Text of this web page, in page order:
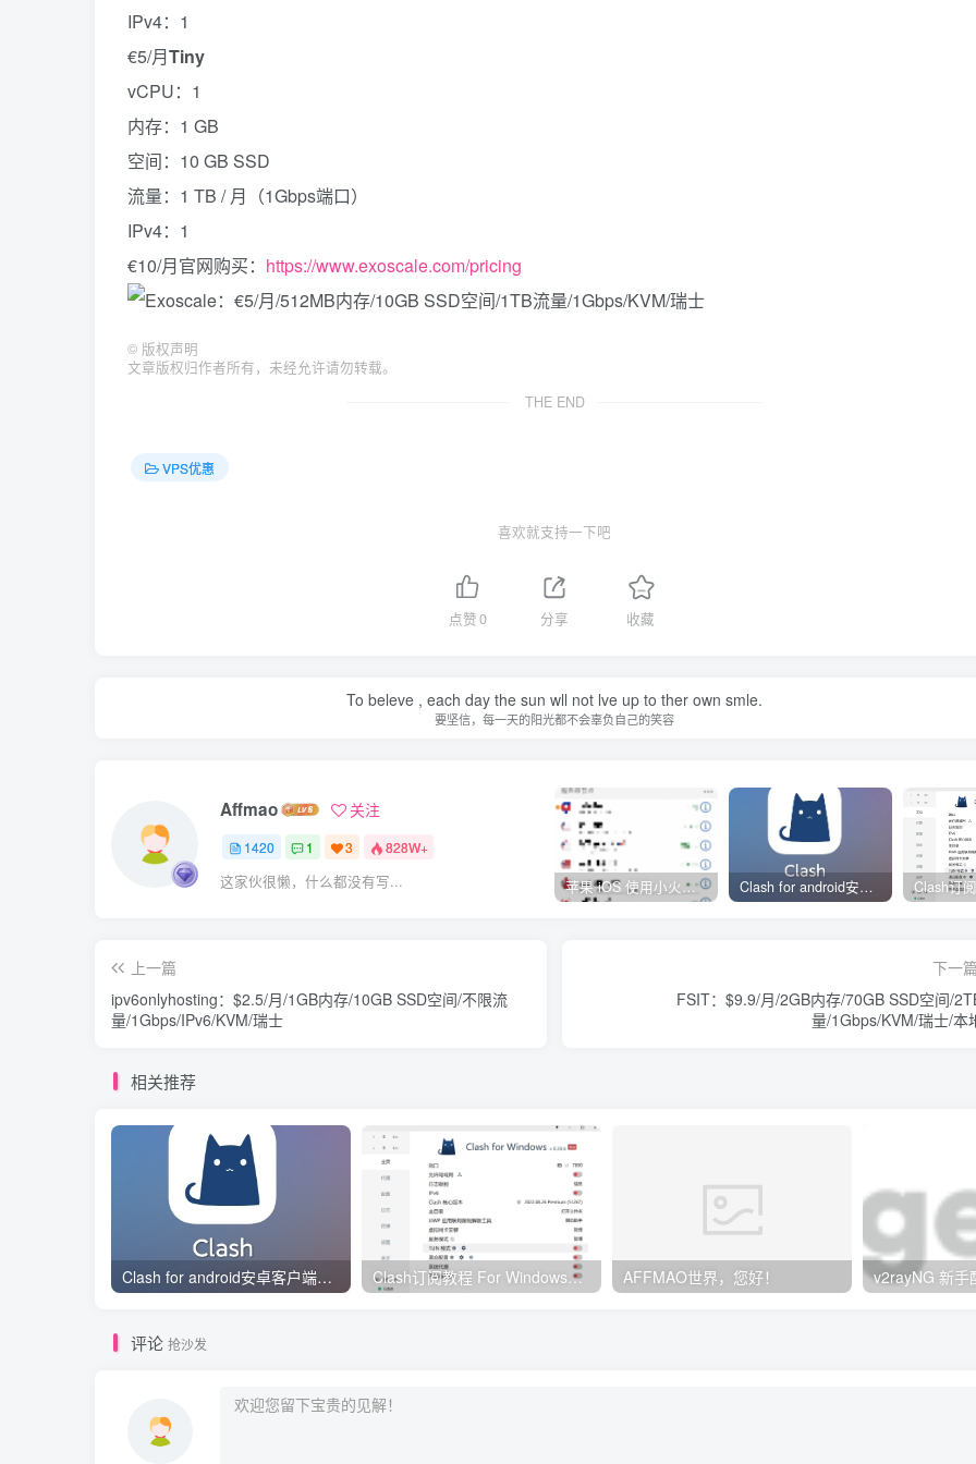
IPv4：1
€5/月Tiny
vCPU：1
内存：1 GB
空间：10 GB SSD
流量：1 TB / 月（1Gbps端口）
IPv4：1
€10/月官网购买： https://www.exoscale.com/pricing
© 版权声明
文章版权归作者所有，未经允许请勿转载。
THE END
VPS优惠
喜欢就支持一下吧
点赞0 分享 收藏
To beleve , each day the sun wll not lve up to ther own smle.
要坚信，每一天的阳光都不会辜负自己的笑容
Affmao 关注
1420 1 3 828W+
这家伙很懒，什么都没有写... 苹果 iOS 使用小火箭(shadowrocket)新手教程 Clash for android安卓客户端保姆级新手使用教程
上一篇
ipv6onlyhosting：$2.5/月/1GB内存/10GB SSD空间/不限流
量/1Gbps/IPv6/KVM/瑞士
下一篇
FSIT：$9.9/月/2GB内存/70GB SSD空间/
量/1Gbps/KVM/瑞士/本
相关推荐
Clash for android安卓客户端保姆级新手使用教程 Clash订阅教程 For Windows中文使用图文教程 AFFMAO世界，您好！
评论 抢沙发